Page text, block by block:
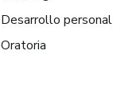
Desarrollo personal
Oratoria